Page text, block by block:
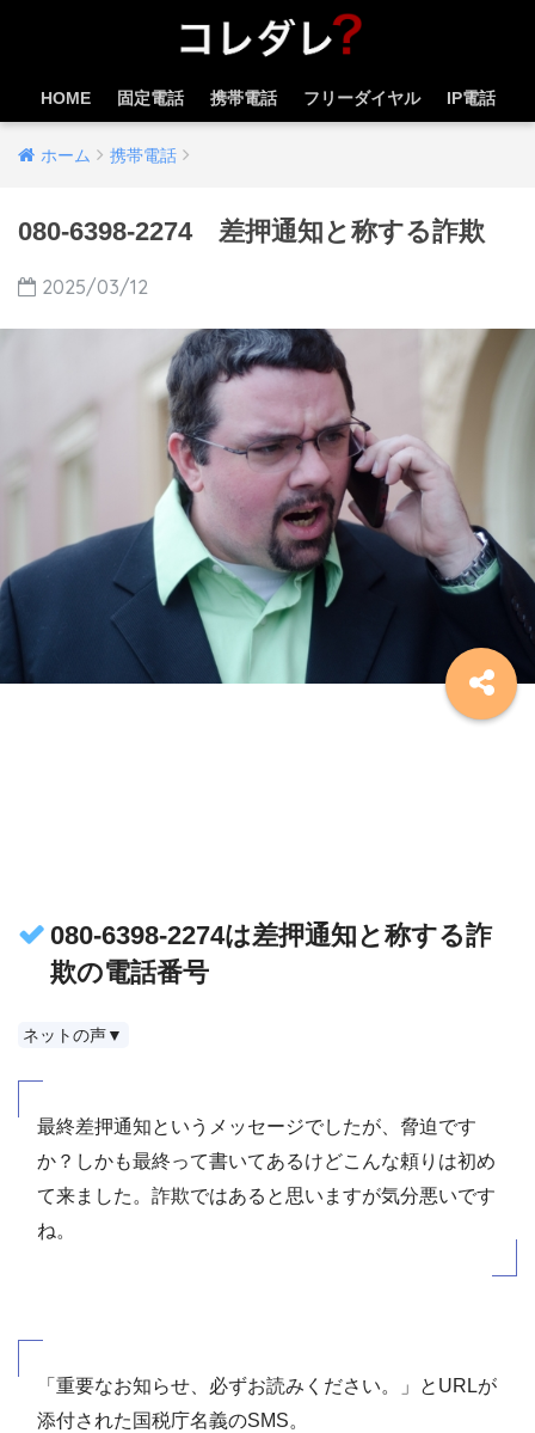
HOME 固定電話 携帯電話 フリーダイヤル IP電話
ホーム 携帯電話
080-6398-2274 差押通知と称する詐欺
2025/03/12
080-6398-2274は差押通知と称する詐
欺の電話番号
ネットの声▼
最終差押通知というメッセージでしたが、脅迫です
か？しかも最終って書いてあるけどこんな頼りは初め
て来ました。詐欺ではあると思いますが気分悪いです
ね。
「重要なお知らせ、必ずお読みください。」とURLが
添付された国税庁名義のSMS。